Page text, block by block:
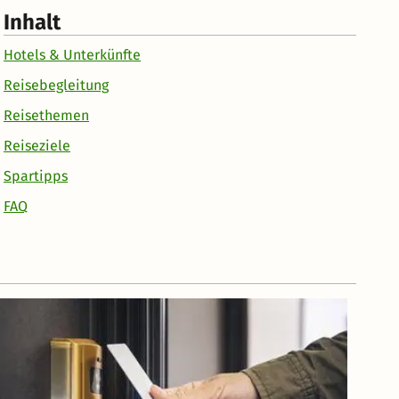
Inhalt
Hotels & Unterkünfte
Reisebegleitung
Reisethemen
Reiseziele
Spartipps
FAQ